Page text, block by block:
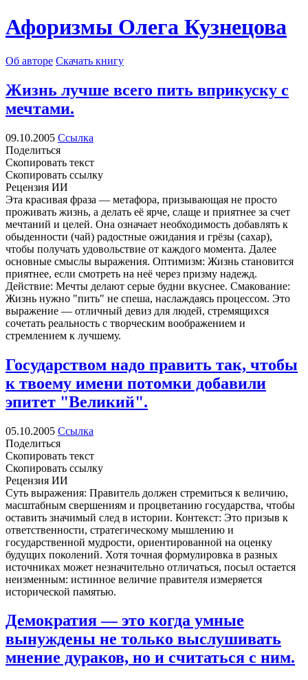
Афоризмы Олега Кузнецова
Об авторе Скачать книгу
Жизнь лучше всего пить вприкуску с
мечтами.
09.10.2005 Ссылка
Поделиться
Скопировать текст
Скопировать ссылку
Рецензия ИИ
Эта красивая фраза — метафора, призывающая не просто
проживать жизнь, а делать её ярче, слаще и приятнее за счет
мечтаний и целей. Она означает необходимость добавлять к
обыденности (чай) радостные ожидания и грёзы (сахар),
чтобы получать удовольствие от каждого момента. Далее
основные смыслы выражения. Оптимизм: Жизнь становится
приятнее, если смотреть на неё через призму надежд.
Действие: Мечты делают серые будни вкуснее. Смакование:
Жизнь нужно "пить" не спеша, наслаждаясь процессом. Это
выражение — отличный девиз для людей, стремящихся
сочетать реальность с творческим воображением и
стремлением к лучшему.
Государством надо править так, чтобы
к твоему имени потомки добавили
эпитет "Великий".
05.10.2005 Ссылка
Поделиться
Скопировать текст
Скопировать ссылку
Рецензия ИИ
Суть выражения: Правитель должен стремиться к величию,
масштабным свершениям и процветанию государства, чтобы
оставить значимый след в истории. Контекст: Это призыв к
ответственности, стратегическому мышлению и
государственной мудрости, ориентированной на оценку
будущих поколений. Хотя точная формулировка в разных
источниках может незначительно отличаться, посыл остается
неизменным: истинное величие правителя измеряется
исторической памятью.
Демократия — это когда умные
вынуждены не только выслушивать
мнение дураков, но и считаться с ним.